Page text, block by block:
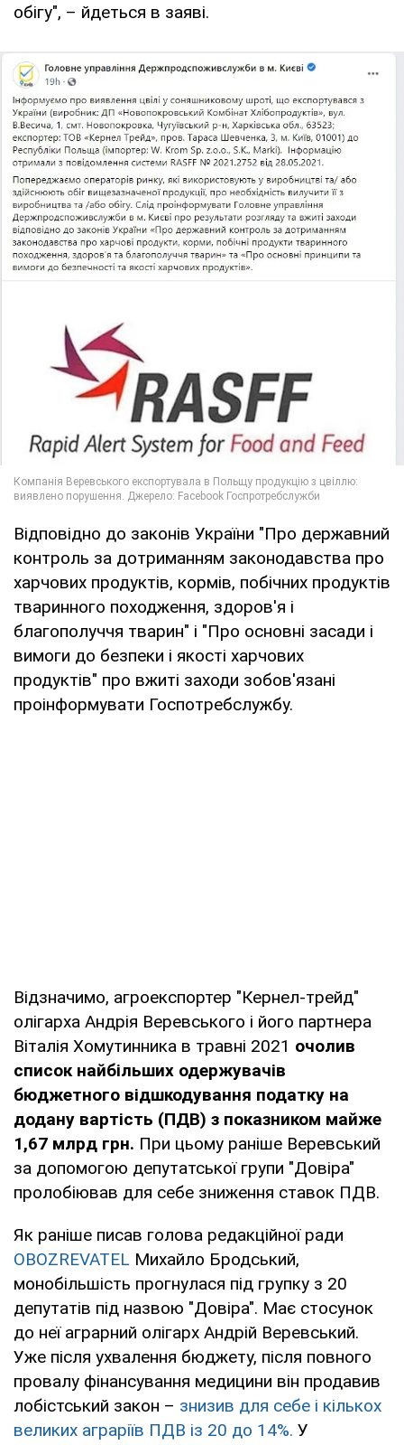
обігу", – йдеться в заяві.
Відповідно до законів України "Про державний
контроль за дотриманням законодавства про
харчових продуктів, кормів, побічних продуктів
тваринного походження, здоров'я і
благополуччя тварин" і "Про основні засади і
вимоги до безпеки і якості харчових
продуктів" про вжиті заходи зобов'язані
проінформувати Госпотребслужбу.
Відзначимо, агроекспортер "Кернел-трейд"
олігарха Андрія Веревського і його партнера
Віталія Хомутинника в травні 2021 очолив
список найбільших одержувачів
бюджетного відшкодування податку на
додану вартість (ПДВ) з показником майже
1,67 млрд грн. При цьому раніше Веревський
за допомогою депутатської групи "Довіра"
пролобіював для себе зниження ставок ПДВ.
Як раніше писав голова редакційної ради
OBOZREVATEL Михайло Бродський,
монобільшість прогнулася під групку з 20
депутатів під назвою "Довіра". Має стосунок
до неї аграрний олігарх Андрій Веревський.
Уже після ухвалення бюджету, після повного
провалу фінансування медицини він продавив
лобістський закон – знизив для себе і кількох
великих аграріїв ПДВ із 20 до 14%. У